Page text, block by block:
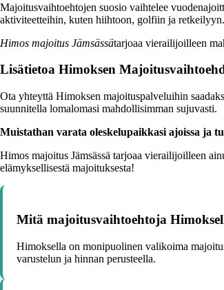
Majoitusvaihtoehtojen suosio vaihtelee
aktiviteetteihin, kuten hiihtoon, golfiin ja retkeilyyn.
Himos majoitus Jämsässätarjoaa vierailijoilleen
Lisätietoa Himoksen
Ota yhteyttä Himoksen majoituspalveluihin
suunnitella lomalomasi mahdollisimman sujuvasti.
Muistathan varata oleskelupaikkasi ajoissa ja
Himos majoitus Jämsässä tarjoaa vierailijoilleen
elämyksellisestä majoituksesta!
Mitä majoitusvaihtoehtoja
Himoksella on monipuolinen valikoima
varustelun ja hinnan perusteella.